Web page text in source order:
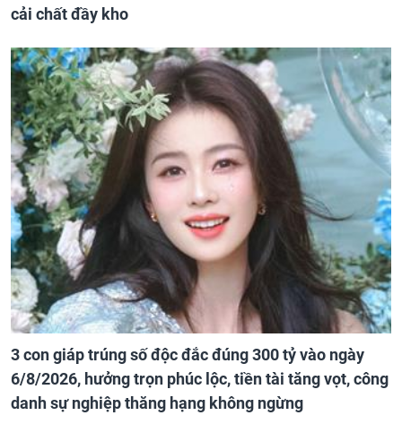
cải chất đầy kho
3 con giáp trúng số độc đắc đúng 300 tỷ vào ngày
6/8/2026, hưởng trọn phúc lộc, tiền tài tăng vọt, công
danh sự nghiệp thăng hạng không ngừng